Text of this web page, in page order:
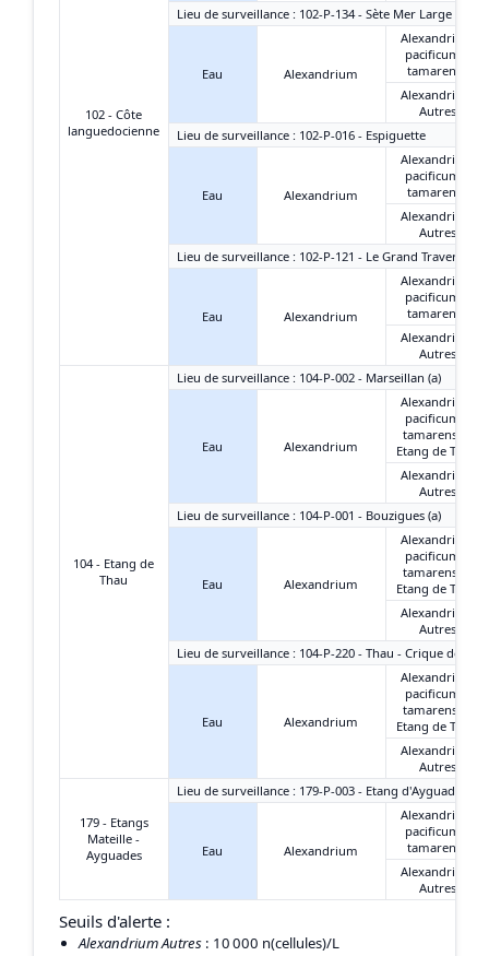
102 - Côte
languedocienne
Lieu de surveillance : 102-P-134 - Sète Mer Large
Eau Alexandrium
Alexandrium
pacificum +
tamarense
Alexandrium
Autres
Lieu de surveillance : 102-P-016 - Espiguette
Eau Alexandrium
Alexandrium
pacificum +
tamarense
Alexandrium
Autres
Lieu de surveillance : 102-P-121 - Le Grand Travers
Eau Alexandrium
Alexandrium
pacificum +
tamarense
Alexandrium
Autres
104 - Etang de
Thau
Lieu de surveillance : 104-P-002 - Marseillan (a)
Eau Alexandrium
Alexandrium
pacificum +
tamarense -
Etang de Thau
Alexandrium
Autres
Lieu de surveillance : 104-P-001 - Bouzigues (a)
Eau Alexandrium
Alexandrium
pacificum +
tamarense -
Etang de Thau
Alexandrium
Autres
Lieu de surveillance : 104-P-220 - Thau - Crique de
Eau Alexandrium
Alexandrium
pacificum +
tamarense -
Etang de Thau
Alexandrium
Autres
179 - Etangs
Mateille -
Ayguades
Lieu de surveillance : 179-P-003 - Etang d'Ayguades -
Eau Alexandrium
Alexandrium
pacificum +
tamarense
Alexandrium
Autres
Seuils d'alerte :
Alexandrium Autres : 10 000 n(cellules)/L